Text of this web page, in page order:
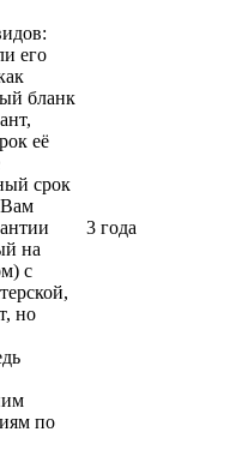
его
бланк
её
срок
Вам
на
с
но
по
3 года